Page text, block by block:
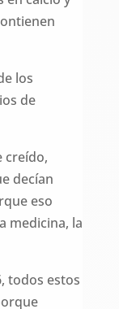
los
de
creído,
decían
eso
medicina, la
todos estos